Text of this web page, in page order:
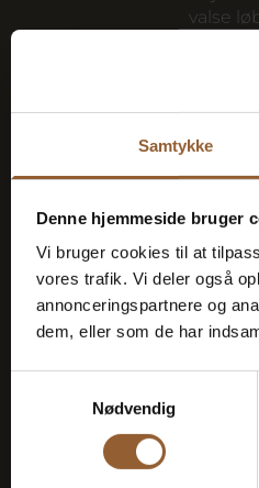
Samtykke
Denne hjemmeside bruger
Vi bruger cookies til at
vores trafik. Vi deler også
annonceringspartnere og
dem, eller som de har
Nødvendig
valse
Der er
meget
reb.
– hvor
lille